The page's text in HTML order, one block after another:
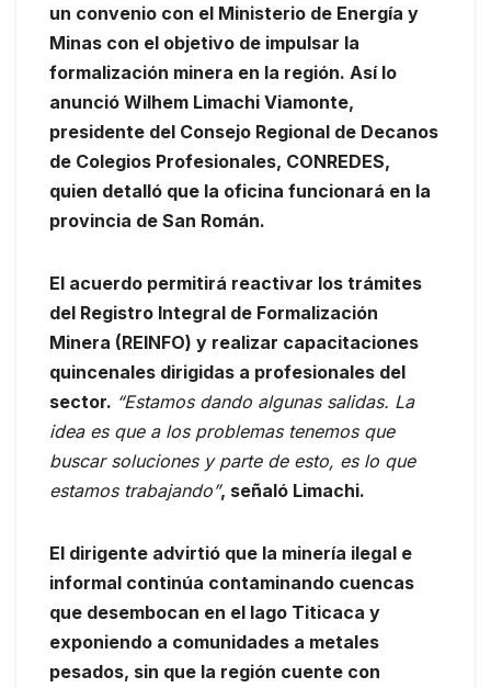
un convenio con el Ministerio de Energía y
Minas con el objetivo de impulsar la
formalización minera en la región. Así lo
anunció Wilhem Limachi Viamonte,
presidente del Consejo Regional de Decanos
de Colegios Profesionales, CONREDES,
quien detalló que la oficina funcionará en la
provincia de San Román.
El acuerdo permitirá reactivar los trámites
del Registro Integral de Formalización
Minera (REINFO) y realizar capacitaciones
quincenales dirigidas a profesionales del
sector. “Estamos dando algunas salidas. La
idea es que a los problemas tenemos que
buscar soluciones y parte de esto, es lo que
estamos trabajando”, señaló Limachi.
El dirigente advirtió que la minería ilegal e
informal continúa contaminando cuencas
que desembocan en el lago Titicaca y
exponiendo a comunidades a metales
pesados, sin que la región cuente con